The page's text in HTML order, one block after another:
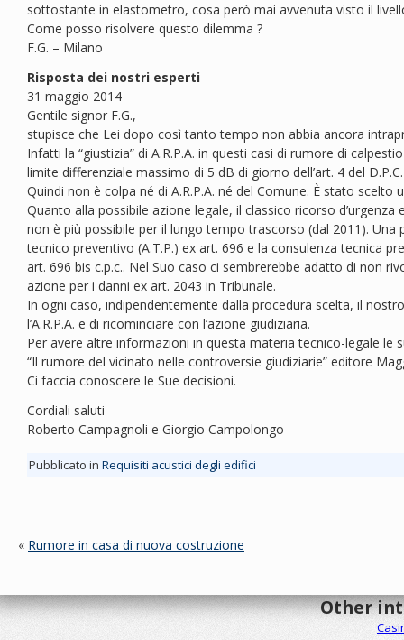
sottostante in elastometro, cosa però mai avvenuta visto il
Come posso risolvere questo dilemma ?
F.G. – Milano
Risposta dei nostri esperti
31 maggio 2014
Gentile signor F.G.,
stupisce che Lei dopo così tanto tempo non abbia ancora
Infatti la “giustizia” di A.R.P.A. in questi casi di rumore di
limite differenziale massimo di 5 dB di giorno dell’art. 4 del
Quindi non è colpa né di A.R.P.A. né del Comune. È stato
Quanto alla possibile azione legale, il classico ricorso
non è più possibile per il lungo tempo trascorso (dal 2011). Una
tecnico preventivo (A.T.P.) ex art. 696 e la consulenza tecnica
art. 696 bis c.p.c.. Nel Suo caso ci sembrerebbe adatto di non
azione per i danni ex art. 2043 in Tribunale.
In ogni caso, indipendentemente dalla procedura scelta, il
l’A.R.P.A. e di ricominciare con l’azione giudiziaria.
Per avere altre informazioni in questa materia tecnico-legale le
“Il rumore del vicinato nelle controversie giudiziarie” editore
Ci faccia conoscere le Sue decisioni.
Cordiali saluti
Roberto Campagnoli e Giorgio Campolongo
Pubblicato in Requisiti acustici degli edifici
« Rumore in casa di nuova costruzione
Other